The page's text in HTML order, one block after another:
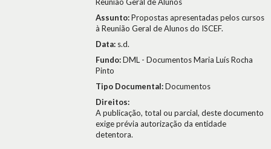
Assunto:Propostas apresentadas pelos cursos
à Reunião Geral de Alunos do ISCEF.
Data: s.d.
Fundo:DML - Documentos Maria Luís Rocha
Pinto
Tipo Documental:Documentos
Direitos:
A publicação, total ou parcial, deste documento
exige prévia autorização da entidade
detentora.